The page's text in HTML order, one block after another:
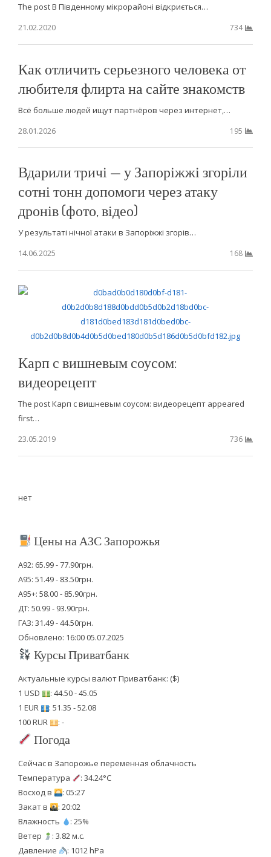
The post В Південному мікрорайоні відкриється…
21.02.2020
734
Как отличить серьезного человека от
любителя флирта на сайте знакомств
Всё больше людей ищут партнёров через интернет,…
28.01.2026
195
Вдарили тричі — у Запоріжжі згоріли
сотні тонн допомоги через атаку
дронів (фото, відео)
У результаті нічної атаки в Запоріжжі згорів…
14.06.2025
168
Карп с вишневым соусом:
видеорецепт
The post Карп с вишневым соусом: видеорецепт appeared
first…
23.05.2019
736
нет
Цены на АЗС Запорожья
А92: 65.99 - 77.90грн.
А95: 51.49 - 83.50грн.
А95+: 58.00 - 85.90грн.
ДТ: 50.99 - 93.90грн.
ГАЗ: 31.49 - 44.50грн.
Обновлено: 16:00 05.07.2025
Курсы Приватбанк
Актуальные курсы валют Приватбанк: ($)
1 USD
: 44.50 - 45.05
1 EUR
: 51.35 - 52.08
100 RUR
: -
Погода
Сейчас в Запорожье переменная облачность
Температура
: 34.24°C
Восход в
: 05:27
Закат в
: 20:02
Влажность
: 25%
Ветер
: 3.82 м.с.
Давление
: 1012 hPa